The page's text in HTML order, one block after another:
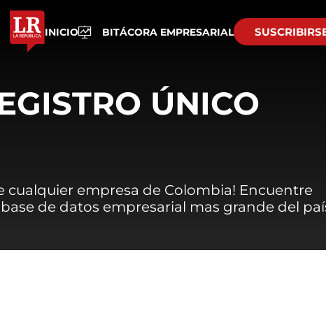
INICIO BITÁCORA EMPRESARIAL
ÚNICO
cualquier empresa de Colombia! Encuentre
de datos empresarial mas grande del